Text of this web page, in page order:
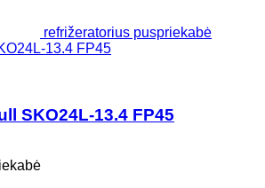
refrižeratorius puspriekabė
13.4 FP45
SKO24L-13.4 FP45